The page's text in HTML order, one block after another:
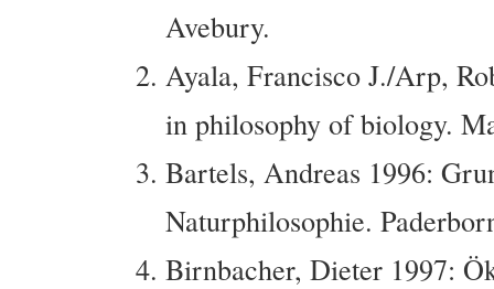
Avebury.
Ayala, Francisco J./Arp,
in philosophy of biology.
Bartels, Andreas 1996:
Naturphilosophie.
Birnbacher, Dieter 1997: